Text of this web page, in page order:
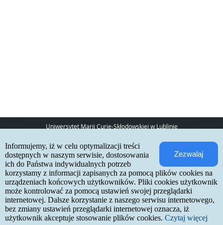
Uniwersytet Marii Curie-Skłodowskiej w Lublinie
20-031 Lublin
www:http://umcs.pl
Internetowa Rekrutacja Kandydatów
IRK 1.21.3 (6bf78478) :: 2026-06-17
mapa strony
deklaracja dostępności
kontakt
Zezwalaj
Informujemy, iż w celu optymalizacji treści
dostępnych w naszym serwisie, dostosowania
ich do Państwa indywidualnych potrzeb
korzystamy z informacji zapisanych za pomocą plików cookies na
urządzeniach końcowych użytkowników. Pliki cookies użytkownik
może kontrolować za pomocą ustawień swojej przeglądarki
internetowej. Dalsze korzystanie z naszego serwisu internetowego,
bez zmiany ustawień przeglądarki internetowej oznacza, iż
użytkownik akceptuje stosowanie plików cookies. Czytaj więcej